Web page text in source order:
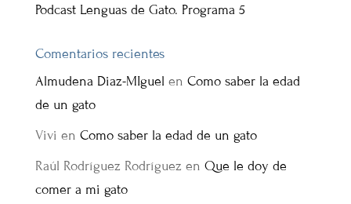
Podcast Lenguas de Gato. Programa 5
Comentarios recientes
Almudena Diaz-MIguel en Como saber la edad
de un gato
Vivi en Como saber la edad de un gato
Raúl Rodríguez Rodríguez en Que le doy de
comer a mi gato